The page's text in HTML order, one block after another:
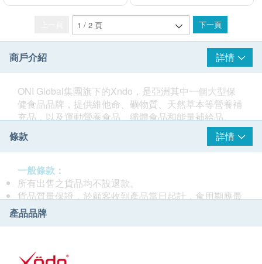
下一頁
商戶介紹 詳情
ONI Global集團旗下的Xndo，是亞洲其中一個大型保
健食品品牌，提供維他命、礦物質、天然草本等營養補
充品，以及運動營養食品、纖體食品和能量補給品。
Xndo推出的產品以切合現代生活所需、解決健康問題
及維持長久的健康身體為目標。品牌帶來美味的即食營
養餐、低碳麵類、低升糖指數米飯、阻碳飲料、功能食
品、補充劑等，均是廣受歡迎的高效健康產品。
條款 詳情
一般條款：
所有出售之貨品均不設退款。
貨品質量保證，於顧客收到產品當日起計，食用期應最
少有12個月或以上。
此產品由 Sing Health Limited 提供。
產品品牌